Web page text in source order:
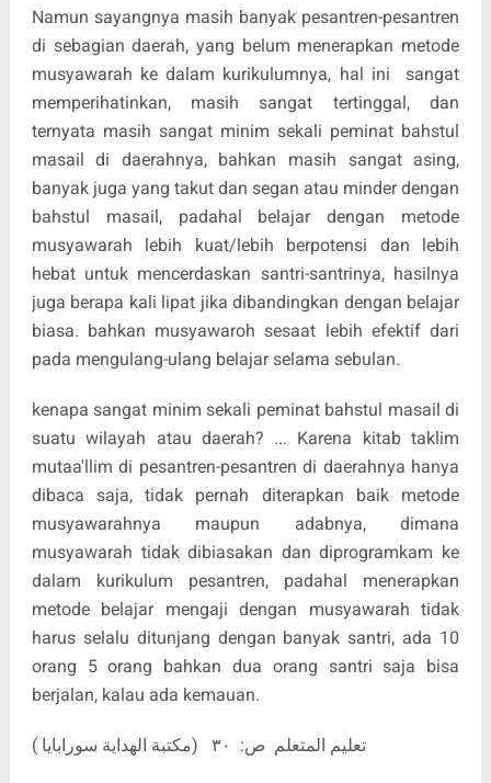
Namun sayangnya masih banyak pesantren-pesantren
di sebagian daerah, yang belum menerapkan metode
musyawarah ke dalam kurikulumnya, hal ini sangat
memperihatinkan, masih sangat tertinggal, dan
ternyata masih sangat minim sekali peminat bahstul
masail di daerahnya, bahkan masih sangat asing,
banyak juga yang takut dan segan atau minder dengan
bahstul masail, padahal belajar dengan metode
musyawarah lebih kuat/lebih berpotensi dan lebih
hebat untuk mencerdaskan santri-santrinya, hasilnya
juga berapa kali lipat jika dibandingkan dengan belajar
biasa. bahkan musyawaroh sesaat lebih efektif dari
pada mengulang-ulang belajar selama sebulan.
kenapa sangat minim sekali peminat bahstul masail di
suatu wilayah atau daerah? ... Karena kitab taklim
mutaa'llim di pesantren-pesantren di daerahnya hanya
dibaca saja, tidak pernah diterapkan baik metode
musyawarahnya maupun adabnya, dimana
musyawarah tidak dibiasakan dan diprogramkam ke
dalam kurikulum pesantren, padahal menerapkan
metode belajar mengaji dengan musyawarah tidak
harus selalu ditunjang dengan banyak santri, ada 10
orang 5 orang bahkan dua orang santri saja bisa
berjalan, kalau ada kemauan.
تعليم المتعلم ص: ٣٠ (مكتبة الهداية سورابايا )